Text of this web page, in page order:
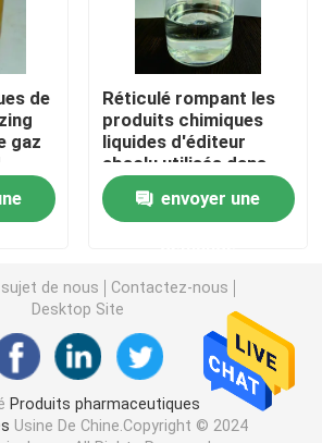
ampholytique
anionique
organique
de
gaz
Réticulé rompant les
produits chimiques
liquides d'éditeur
absolu utilisés dans
l'huile et l'industrie du
gaz
envoyer une
de nous
Contactez-nous
Desktop Site
Produits pharmaceutiques
Usine De Chine.Copyright © 2024